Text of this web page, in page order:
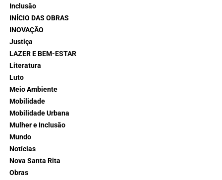
Inclusão
INÍCIO DAS OBRAS
INOVAÇÃO
Justiça
LAZER E BEM-ESTAR
Literatura
Luto
Meio Ambiente
Mobilidade
Mobilidade Urbana
Mulher e Inclusão
Mundo
Notícias
Nova Santa Rita
Obras